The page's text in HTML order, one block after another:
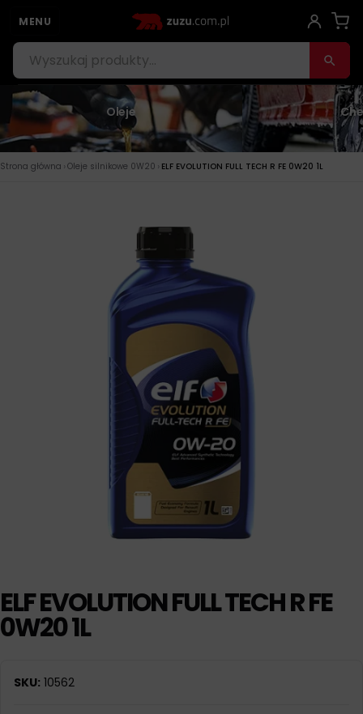
MENU
Oleje
Strona główna › Oleje silnikowe 0W20 › ELF EVOLUTION FULL TECH R FE 0W20 1L
ELF EVOLUTION FULL TECH R FE
0W20 1L
SKU: 10562